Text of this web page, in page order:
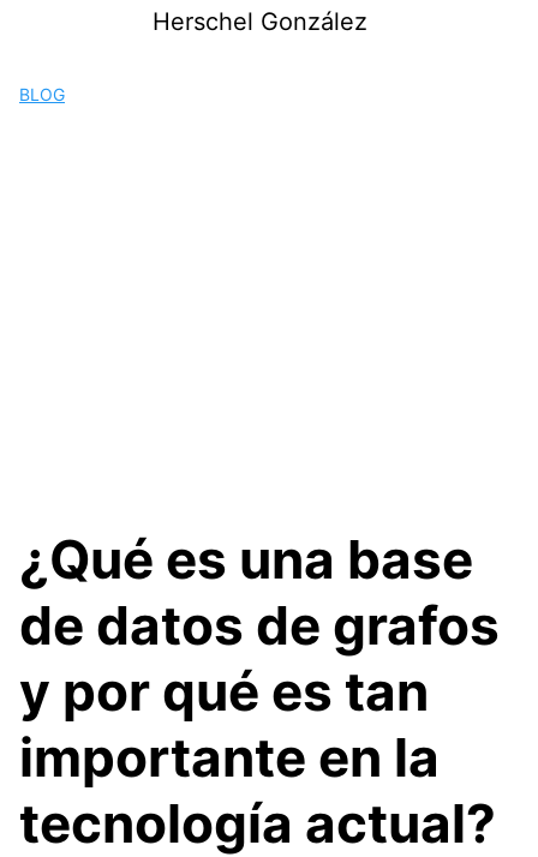
Herschel González
BLOG
¿Qué es una base
de datos de grafos
y por qué es tan
importante en la
tecnología actual?